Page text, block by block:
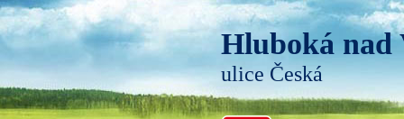
Hluboká nad
ulice Česká